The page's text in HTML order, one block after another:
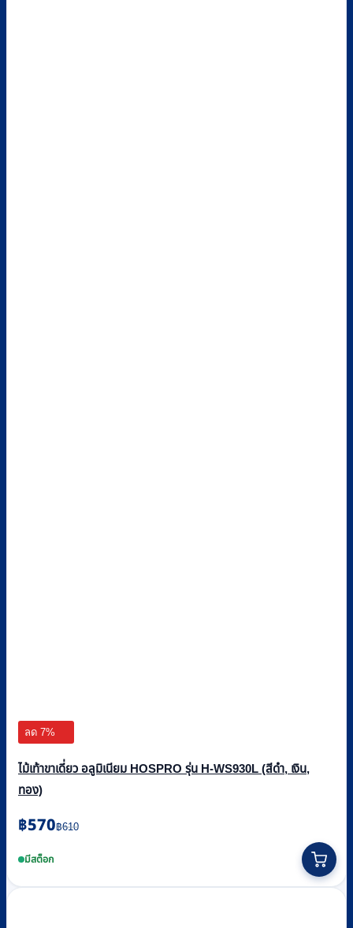
ลด 7%
ไม้เท้าขาเดี่ยว อลูมิเนียม HOSPRO รุ่น H-WS930L (สีดำ, เงิน,
ทอง)
฿610
Original
was:
฿570
Current
is:มีสต็อก
product